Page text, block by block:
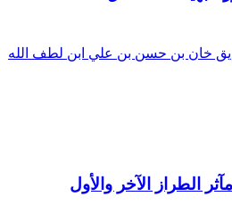
خان بن حسن بن علي ابن لطف الله
الطيب
الطراز الآخر والأول